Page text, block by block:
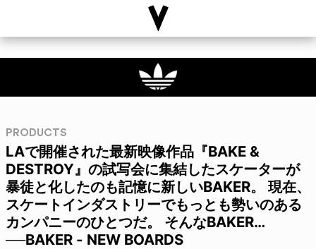
PRODUCTS
LAで開催された最新映像作品『BAKE &
DESTROY』の試写会に集結したスケーターが
暴徒と化したのも記憶に新しいBAKER。 現在、
スケートインダストリーでもっとも勢いのある
カンパニーのひとつだ。 そんなBAKER…
──BAKER - NEW BOARDS